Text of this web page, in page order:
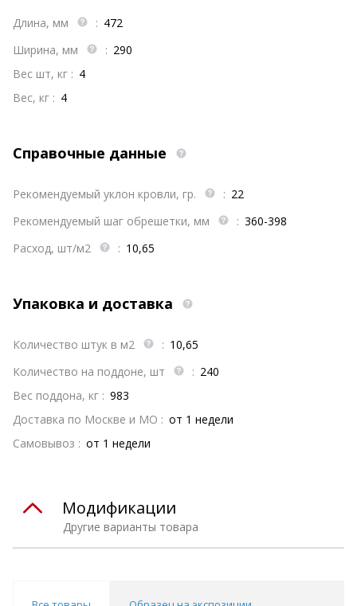
Длина, мм : 472
Ширина, мм
: 290
Вес шт, кг : 4
Вес, кг : 4
Справочные данные
Рекомендуемый уклон кровли, гр. : 22
Рекомендуемый шаг обрешетки, мм
: 360-398
Расход, шт/м2
: 10,65
Упаковка и доставка
Количество штук в м2 : 10,65
Количество на поддоне, шт
: 240
Вес поддона, кг : 983
Доставка по Москве и МО : от 1 недели
Самовывоз : от 1 недели
Другие варианты товара
Модификации